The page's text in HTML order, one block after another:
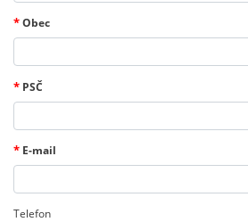
*Obec
* PSČ
* E-mail
Telefon